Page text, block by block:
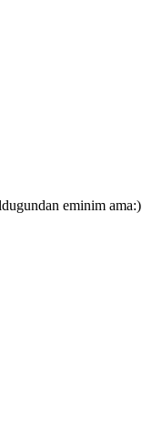
eminim ama:)